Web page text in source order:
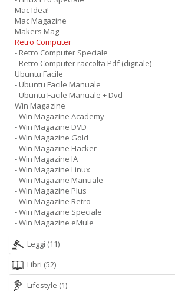
Mac Idea!
Mac Magazine
Makers Mag
Retro Computer
- Retro Computer Speciale
- Retro Computer raccolta Pdf (digitale)
Ubuntu Facile
- Ubuntu Facile Manuale
- Ubuntu Facile Manuale + Dvd
Win Magazine
- Win Magazine Academy
- Win Magazine DVD
- Win Magazine Gold
- Win Magazine Hacker
- Win Magazine IA
- Win Magazine Linux
- Win Magazine Manuale
- Win Magazine Plus
- Win Magazine Retro
- Win Magazine Speciale
- Win Magazine eMule
Leggi (11)
Libri (52)
Lifestyle (1)